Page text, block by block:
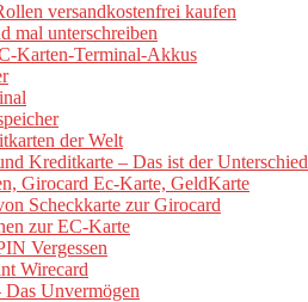
versandkostenfrei kaufen
mal unterschreiben
Karten-Terminal-Akkus
der Welt
Kreditkarte – Das ist der Unterschied
Girocard Ec-Karte, GeldKarte
Scheckkarte zur Girocard
zur EC-Karte
Vergessen
Wirecard
Das Unvermögen